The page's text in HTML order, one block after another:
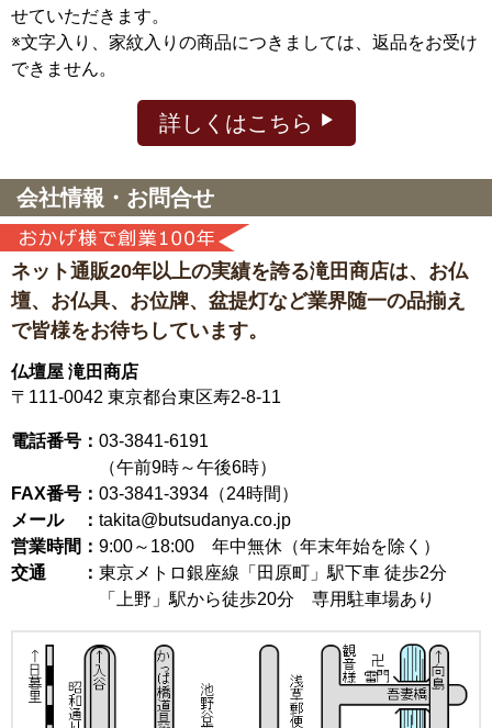
せていただきます。
※文字入り、家紋入りの商品につきましては、返品をお受け
できません。
詳しくはこちら
会社情報・お問合せ
ネット通販20年以上の実績を誇る滝田商店は、 お仏
壇、お仏具、お位牌、盆提灯など業界随一の品揃え
で皆様をお待ちしています。
仏壇屋 滝田商店
〒111-0042 東京都台東区寿2-8-11
電話番号： 03-3841-6191
（午前9時～午後6時）
FAX番号： 03-3841-3934（24時間）
メール ： takita@butsudanya.co.jp
営業時間： 9:00～18:00 年中無休（年末年始を除く）
交通 ： 東京メトロ銀座線「田原町」駅下車 徒歩2分
「上野」駅から徒歩20分 専用駐車場あり